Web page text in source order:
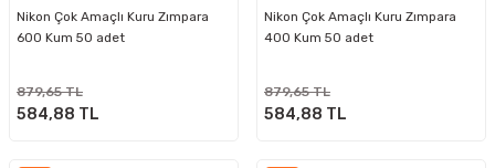
Nikon Çok Amaçlı Kuru Zımpara
600 Kum 50 adet
879,65 TL
584,88 TL
Nikon Çok Amaçlı Kuru Zımpara
400 Kum 50 adet
879,65 TL
584,88 TL